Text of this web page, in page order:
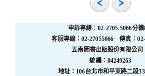
申訴專線：02-2705-5066分機
客服專線：02-27055066 傳真：02-
五南圖書出版股份有限公
統編：04249263
地址：106台北市和平東路二段